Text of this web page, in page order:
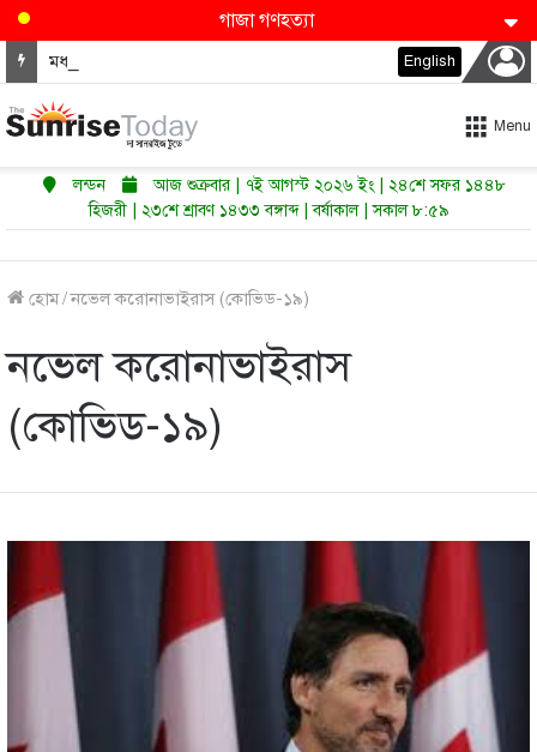
গাজা গণহত্যা
English
Menu
লন্ডন
আজ শুক্রবার | ৭ই আগস্ট ২০২৬ ইং | ২৪শে সফর ১৪৪৮
হিজরী | ২৩শে শ্রাবণ ১৪৩৩ বঙ্গাব্দ | বর্ষাকাল | সকাল ৮:৫৯
হোম/নভেল করোনাভাইরাস (কোভিড-১৯)
নভেল করোনাভাইরাস
(কোভিড-১৯)